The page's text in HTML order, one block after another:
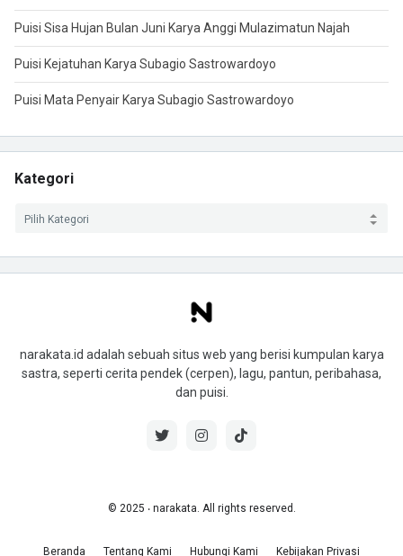
Puisi Sisa Hujan Bulan Juni Karya Anggi Mulazimatun Najah
Puisi Kejatuhan Karya Subagio Sastrowardoyo
Puisi Mata Penyair Karya Subagio Sastrowardoyo
Kategori
narakata.id adalah sebuah situs web yang berisi kumpulan karya
sastra, seperti cerita pendek (cerpen), lagu, pantun, peribahasa,
dan puisi.
© 2025 ‧ narakata. All rights reserved.
Beranda Tentang Kami Hubungi Kami Kebijakan Privasi